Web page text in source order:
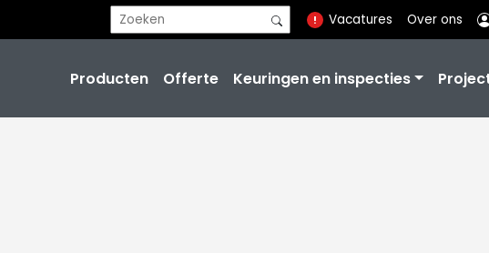
Vacatures Over ons
Producten Offerte Keuringen en inspecties